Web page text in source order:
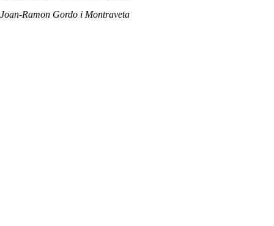
Joan-Ramon Gordo i Montraveta